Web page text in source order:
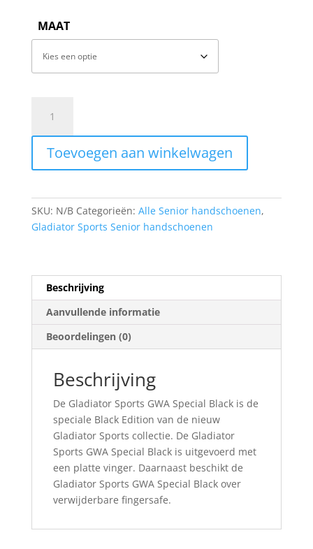
MAAT
SPORTS
GWA
SPECIAL
BLACK
Toevoegen aan winkelwagen
SKU: N/B Categorieën: Alle Senior handschoenen,
Gladiator Sports Senior handschoenen
Beschrijving
Aanvullende informatie
Beoordelingen (0)
Beschrijving
De Gladiator Sports GWA Special Black is de
speciale Black Edition van de nieuw
Gladiator Sports collectie. De Gladiator
Sports GWA Special Black is uitgevoerd met
een platte vinger. Daarnaast beschikt de
Gladiator Sports GWA Special Black over
verwijderbare fingersafe.